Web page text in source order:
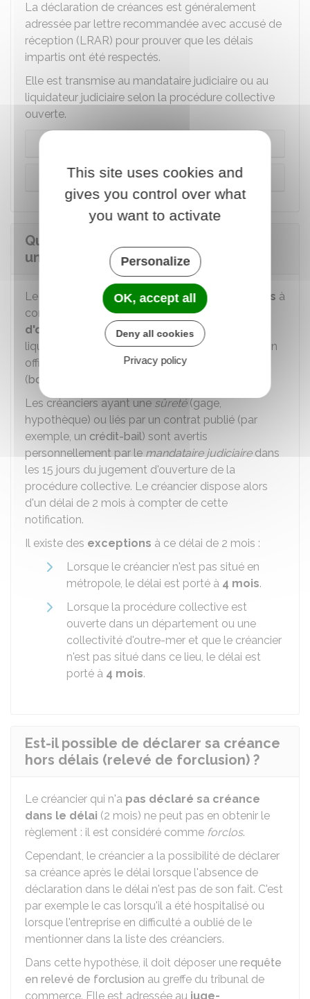
La déclaration de créances est généralement
adressée par lettre recommandée avec accusé de
réception (LRAR) pour prouver que les délais
impartis ont été respectés.
Elle est transmise au mandataire judiciaire ou au
liquidateur judiciaire selon la procédure collective
ouverte.
Liquidation judiciaire
Quels sont les délais pour déclarer
une créance?
Le délai pour déclarer les créances est de 2 mois à
compter de la
publication du jugement
d'ouverture
(de redressement judiciaire, de
liquidation judiciaire ou de sauvegarde) au bulletin
officiel des annonces civiles et commerciales
(bodacc.fr
Les créanciers ayant une sûreté(gage,
hypothèque) ou liés par un contrat publié (par
exemple, un crédit-bail) sont avertis
personnellement par le mandataire judiciairedans
les 15 jours du jugement d'ouverture de la
procédure collective. Le créancier dispose alors
d'un délai de 2 mois à compter de cette
notification.
Il existe des exceptions à ce délai de 2 mois :
Lorsque le créancier n'est pas situé en
métropole, le délai est porté à 4 mois.
Lorsque la procédure collective est
ouverte dans un département ou une
collectivité d'outre-mer et que le créancier
n'est pas situé dans ce lieu, le délai est
porté à 4 mois.
Est-il possible de déclarer sa créance
hors délais (relevé de forclusion) ?
Le créancier qui n'a pas déclaré sa créance
dans le délai (2 mois) ne peut pas en obtenir le
règlement : il est considéré comme forclos.
Cependant, le créancier a la possibilité de déclarer
sa créance après le délai lorsque l'absence de
déclaration dans le délai n'est pas de son fait. C'est
par exemple le cas lorsqu'il a été hospitalisé ou
lorsque l'entreprise en difficulté a oublié de le
mentionner dans la liste des créanciers.
Dans cette hypothèse, il doit déposer une requête
en relevé de forclusion au greffe du tribunal de
commerce. Elle est adressée au juge-
This site uses cookies and
gives you control over what
you want to activate
Personalize
OK, accept all
Deny all cookies
Privacy policy